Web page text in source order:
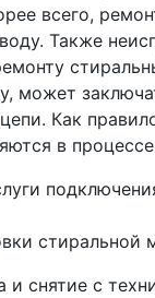
всего,
Также
может
Как
в
и снятие с